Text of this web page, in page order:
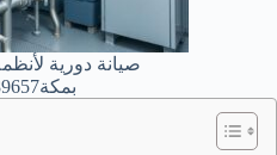
صيانة دورية
بمكة0531339657